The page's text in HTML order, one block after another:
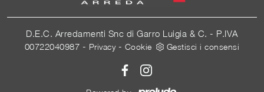
D.E.C. Arredamenti Snc di Garro Luigia & C. - P.IVA
00722040987 - Privacy- Cookie Gestisci i consensi